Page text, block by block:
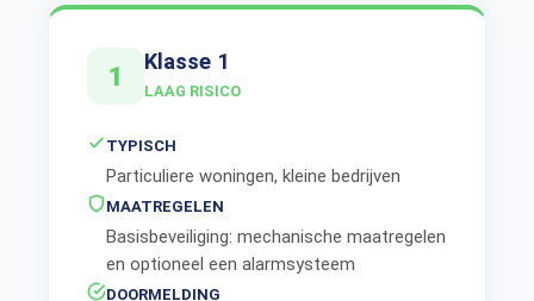
1 Klasse 1
LAAG RISICO
TYPISCH
Particuliere woningen, kleine bedrijven
MAATREGELEN
Basisbeveiliging: mechanische maatregelen
en optioneel een alarmsysteem
DOORMELDING